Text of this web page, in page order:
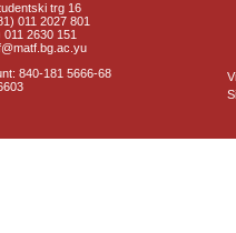
trg 16
011 2027 801
2630 151
840-181 5666-68